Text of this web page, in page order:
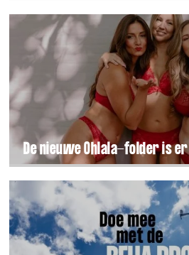
De nieuwe Ohlala-folder is er